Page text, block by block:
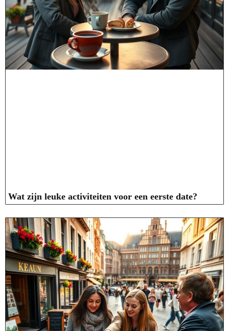
Wat zijn leuke activiteiten voor een eerste date?